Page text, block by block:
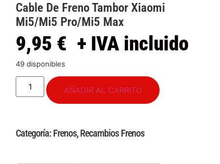
Cable De Freno Tambor Xiaomi
Mi5/Mi5 Pro/Mi5 Max
9,95 € + IVA incluido
49 disponibles
AÑADIR AL CARRITO
Categoría: Frenos,Recambios Frenos